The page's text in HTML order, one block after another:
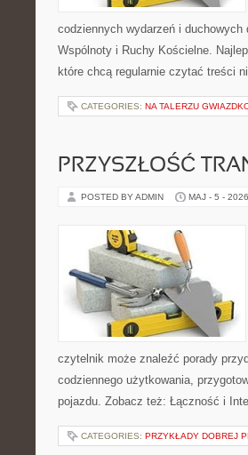
codziennych wydarzeń i
Wspólnoty i Ruchy Kościelne.
które chcą regularnie czytać treści
CATEGORIES: NA TALERZU
PRZYSZŁOŚĆ
POSTED BY ADMIN MAJ - 5 - 2026
czytelnik może znaleźć porady
codziennego użytkowania,
pojazdu. Zobacz też: Łączność i
CATEGORIES: PRZYKŁADY DOBREJ